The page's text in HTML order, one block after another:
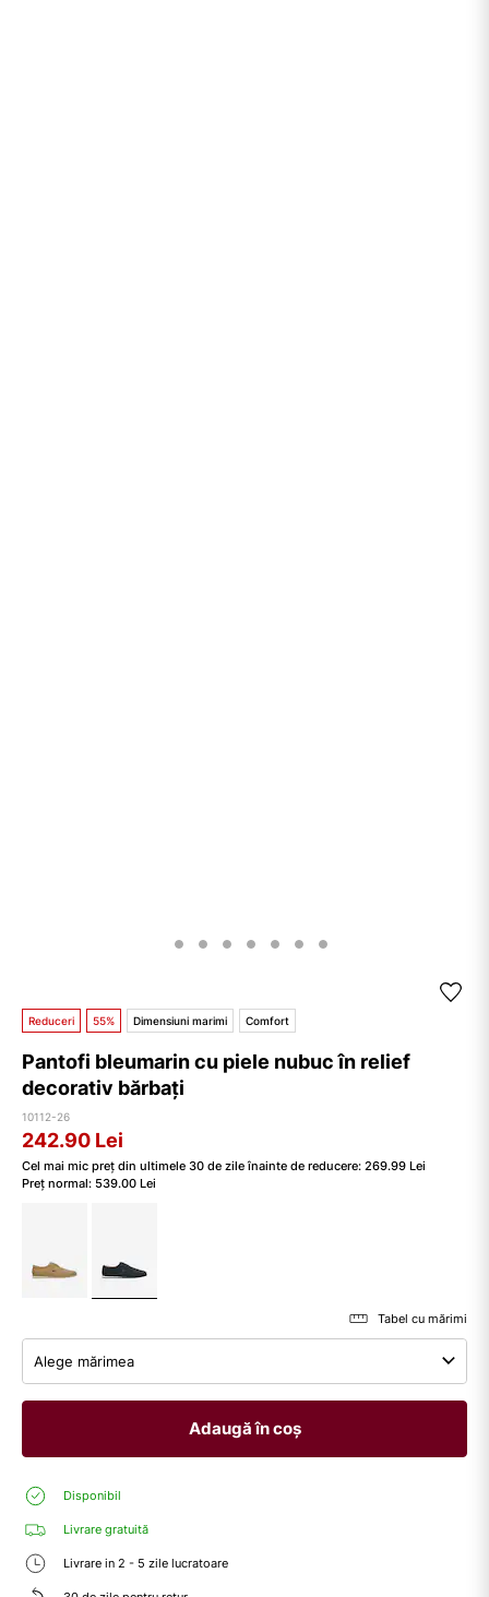
Reduceri 55% Dimensiuni marimi Comfort
Pantofi bleumarin cu piele nubuc în relief
decorativ bărbați
10112-26
242.90 Lei
Cel mai mic preț din ultimele 30 de zile înainte de reducere: 269.99 Lei
Preț normal: 539.00 Lei
Tabel cu mărimi
Alege mărimea
Adaugă în coș
Disponibil
Livrare gratuită
Livrare in 2 - 5 zile lucratoare